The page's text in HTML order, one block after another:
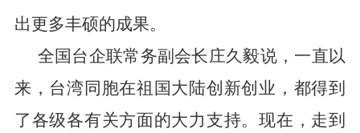
出更多丰硕的成果。
全国台企联常务副会长庄久毅说，一直以
来，台湾同胞在祖国大陆创新创业，都得到
了各级各有关方面的大力支持。现在，走到